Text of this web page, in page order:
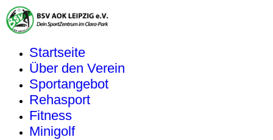
Startseite
Über den Verein
Sportangebot
Rehasport
Fitness
Minigolf